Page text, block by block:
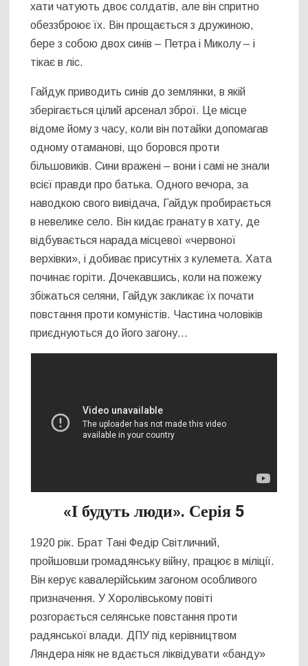
хати чатують двоє солдатів, але він спритно
обеззброює їх. Він прощається з дружиною,
бере з собою двох синів – Петра і Миколу – і
тікає в ліс.
Гайдук приводить синів до землянки, в якій
зберігається цілий арсенал зброї. Це місце
відоме йому з часу, коли він потайки допомагав
одному отаманові, що боровся проти
більшовиків. Сини вражені – вони і самі не знали
всієї правди про батька. Одного вечора, за
наводкою свого вивідача, Гайдук пробирається
в невелике село. Він кидає гранату в хату, де
відбувається нарада місцевої «червоної
верхівки», і добиває присутніх з кулемета. Хата
починає горіти. Дочекавшись, коли на пожежу
збіжаться селяни, Гайдук закликає їх почати
повстання проти комуністів. Частина чоловіків
приєднуються до його загону…
«І будуть люди». Серія 5
1920 рік. Брат Тані Федір Світличний,
пройшовши громадянську війну, працює в міліції.
Він керує кавалерійським загоном особливого
призначення. У Хоролівському повіті
розгорається селянське повстання проти
радянської влади. ДПУ під керівництвом
Ляндера ніяк не вдається ліквідувати «банду»